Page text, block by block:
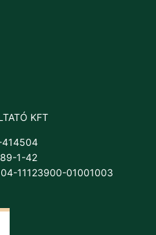
KFT
1-42
11123900-01001003